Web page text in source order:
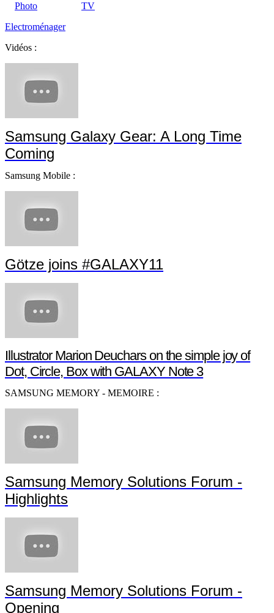
Photo
TV
Electroménager
Vidéos :
Samsung Galaxy Gear: A Long Time
Coming
Samsung Mobile :
Götze joins #GALAXY11
Illustrator Marion Deuchars on the simple joy of
Dot, Circle, Box with GALAXY Note 3
SAMSUNG MEMORY - MEMOIRE :
Samsung Memory Solutions Forum -
Highlights
Samsung Memory Solutions Forum -
Opening